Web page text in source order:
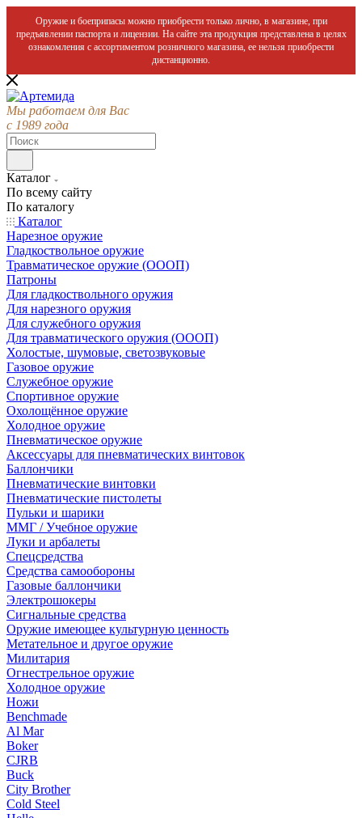
Оружие и боеприпасы можно приобрести только лично, в магазине, при
предъявлении паспорта и лицензии. На сайте эта продукция представлена в целях
ознакомления с ассортиментом розничного магазина, ее нельзя приобрести
дистанционно.
Мы работаем для Вас
с 1989 года
Каталог
По всему сайту
По каталогу
Каталог
Нарезное оружие
Гладкоствольное оружие
Травматическое оружие (ОООП)
Патроны
Для гладкоствольного оружия
Для нарезного оружия
Для служебного оружия
Для травматического оружия (ОООП)
Холостые, шумовые, светозвуковые
Газовое оружие
Служебное оружие
Спортивное оружие
Охолощённое оружие
Холодное оружие
Пневматическое оружие
Аксессуары для пневматических винтовок
Баллончики
Пневматические винтовки
Пневматические пистолеты
Пульки и шарики
ММГ / Учебное оружие
Луки и арбалеты
Спецсредства
Средства самообороны
Газовые баллончики
Электрошокеры
Сигнальные средства
Оружие имеющее культурную ценность
Метательное и другое оружие
Милитария
Огнестрельное оружие
Холодное оружие
Ножи
Benchmade
Al Mar
Boker
CJRB
Buck
City Brother
Cold Steel